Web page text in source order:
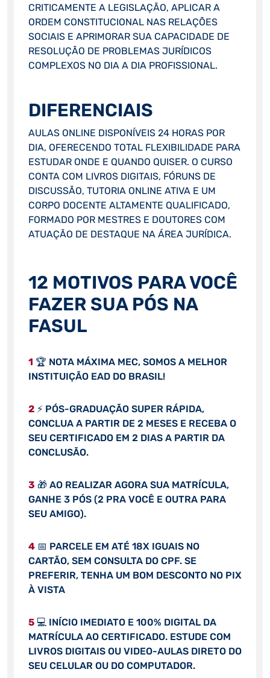
CRITICAMENTE A LEGISLAÇÃO, APLICAR A
ORDEM CONSTITUCIONAL NAS RELAÇÕES
SOCIAIS E APRIMORAR SUA CAPACIDADE DE
RESOLUÇÃO DE PROBLEMAS JURÍDICOS
COMPLEXOS NO DIA A DIA PROFISSIONAL.
DIFERENCIAIS
AULAS ONLINE DISPONÍVEIS 24 HORAS POR
DIA, OFERECENDO TOTAL FLEXIBILIDADE PARA
ESTUDAR ONDE E QUANDO QUISER. O CURSO
CONTA COM LIVROS DIGITAIS, FÓRUNS DE
DISCUSSÃO, TUTORIA ONLINE ATIVA E UM
CORPO DOCENTE ALTAMENTE QUALIFICADO,
FORMADO POR MESTRES E DOUTORES COM
ATUAÇÃO DE DESTAQUE NA ÁREA JURÍDICA.
12 MOTIVOS PARA VOCÊ
FAZER SUA PÓS NA
FASUL
1 🏆 NOTA MÁXIMA MEC, SOMOS A MELHOR
INSTITUIÇÃO EAD DO BRASIL!
2⚡ PÓS-GRADUAÇÃO SUPER RÁPIDA,
CONCLUA A PARTIR DE 2 MESES E RECEBA O
SEU CERTIFICADO EM 2 DIAS A PARTIR DA
CONCLUSÃO.
3 🎁 AO REALIZAR AGORA SUA MATRÍCULA,
GANHE 3 PÓS (2 PRA VOCÊ E OUTRA PARA
SEU AMIGO).
4📅 PARCELE EM ATÉ 18X IGUAIS NO
CARTÃO, SEM CONSULTA DO CPF. SE
PREFERIR, TENHA UM BOM DESCONTO NO PIX
À VISTA
5💻 INÍCIO IMEDIATO E 100% DIGITAL DA
MATRÍCULA AO CERTIFICADO. ESTUDE COM
LIVROS DIGITAIS OU VIDEO-AULAS DIRETO DO
SEU CELULAR OU DO COMPUTADOR.